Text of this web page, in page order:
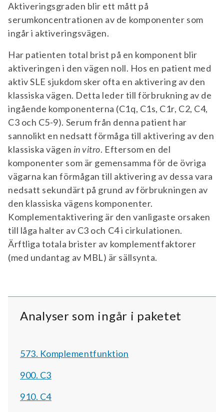
Aktiveringsgraden blir ett mått på
serumkoncentrationen av de komponenter som
ingår i aktiveringsvägen.
Har patienten total brist på en komponent blir
aktiveringen i den vägen noll. Hos en patient med
aktiv SLE sjukdom sker ofta en aktivering av den
klassiska vägen. Detta leder till förbrukning av de
ingående komponenterna (C1q, C1s, C1r, C2, C4,
C3 och C5-9). Serum från denna patient har
sannolikt en nedsatt förmåga till aktivering av den
klassiska vägen in vitro. Eftersom en del
komponenter som är gemensamma för de övriga
vägarna kan förmågan till aktivering av dessa vara
nedsatt sekundärt på grund av förbrukningen av
den klassiska vägens komponenter.
Komplementaktivering är den vanligaste orsaken
till låga halter av C3 och C4 i cirkulationen.
Ärftliga totala brister av komplementfaktorer
(med undantag av MBL) är sällsynta.
Analyser som ingår i paketet
573. Komplementfunktion
900. C3
910. C4